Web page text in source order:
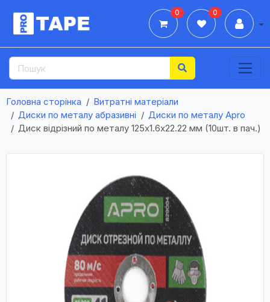
0 0
Головна сторінка
Витратні матеріали
Диски по металу абразивні
Диски по металу Apro
Диск відрізний по металу 125х1.6х22.22 мм (10шт. в пач.)